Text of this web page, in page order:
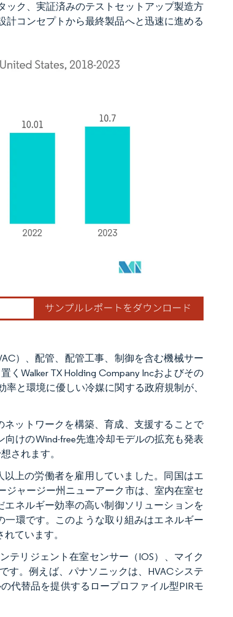
ク、実証済みのテストセットアップ製造方
コンセプトから最終製品へと迅速に進める
）、配管、配管工事、制御を含む機械サー
くWalker TX Holding Company Incおよびその
と環境に優しい冷媒に関する政府規制が、
ネットワークを構築、育成、支援することで
けのWind-free先進冷却モデルの拡充も発表
されます。
上の労働者を雇用していました。同国はエ
ャージー州ニューアーク市は、室内在室セ
ネルギー効率の高い制御ソリューションを
一環です。このような取り組みはエネルギー
ています。
テリジェント在室センサー（IOS）、マイク
す。例えば、パナソニックは、HVACシステ
代替品を提供するロープロファイル型PIRモ